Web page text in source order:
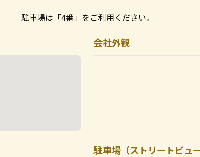
駐車場は「4番」をご利用ください。
会社外観
駐車場（ストリートビュ